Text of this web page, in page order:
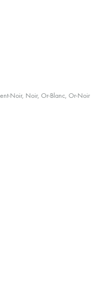
Noir, Noir, Or-Blanc, Or-Noir